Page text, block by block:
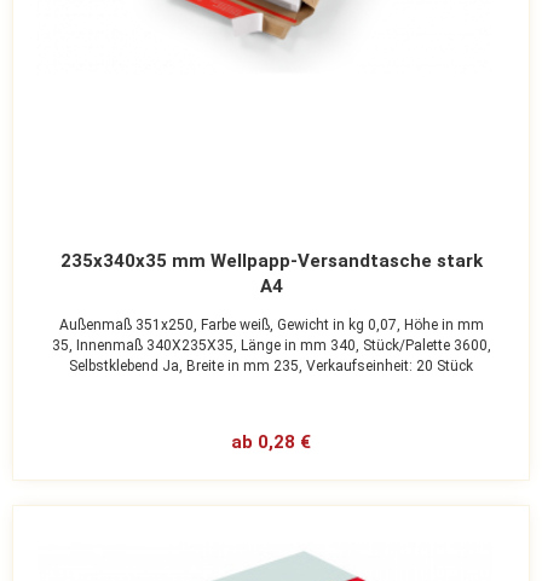
235x340x35 mm Wellpapp-Versandtasche stark
A4
Außenmaß 351x250, Farbe weiß, Gewicht in kg 0,07, Höhe in mm
35, Innenmaß 340X235X35, Länge in mm 340, Stück/Palette 3600,
Selbstklebend Ja, Breite in mm 235, Verkaufseinheit: 20 Stück
ab 0,28 €